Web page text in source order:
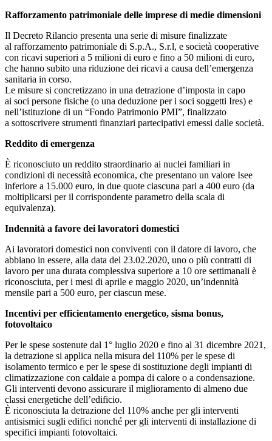
Rafforzamento patrimoniale delle imprese di medie dimensioni
Il Decreto Rilancio presenta una serie di misure finalizzate
al rafforzamento patrimoniale di S.p.A., S.r.l, e società cooperative
con ricavi superiori a 5 milioni di euro e fino a 50 milioni di euro,
che hanno subito una riduzione dei ricavi a causa dell’emergenza
sanitaria in corso.
Le misure si concretizzano in una detrazione d’imposta in capo
ai soci persone fisiche (o una deduzione per i soci soggetti Ires) e
nell’istituzione di un “Fondo Patrimonio PMI”, finalizzato
a sottoscrivere strumenti finanziari partecipativi emessi dalle società.
Reddito di emergenza
È riconosciuto un reddito straordinario ai nuclei familiari in
condizioni di necessità economica, che presentano un valore Isee
inferiore a 15.000 euro, in due quote ciascuna pari a 400 euro (da
moltiplicarsi per il corrispondente parametro della scala di
equivalenza).
Indennità a favore dei lavoratori domestici
Ai lavoratori domestici non conviventi con il datore di lavoro, che
abbiano in essere, alla data del 23.02.2020, uno o più contratti di
lavoro per una durata complessiva superiore a 10 ore settimanali è
riconosciuta, per i mesi di aprile e maggio 2020, un’indennità
mensile pari a 500 euro, per ciascun mese.
Incentivi per efficientamento energetico, sisma bonus,
fotovoltaico
Per le spese sostenute dal 1° luglio 2020 e fino al 31 dicembre 2021,
la detrazione si applica nella misura del 110% per le spese di
isolamento termico e per le spese di sostituzione degli impianti di
climatizzazione con caldaie a pompa di calore o a condensazione.
Gli interventi devono assicurare il miglioramento di almeno due
classi energetiche dell’edificio.
È riconosciuta la detrazione del 110% anche per gli interventi
antisismici sugli edifici nonché per gli interventi di installazione di
specifici impianti fotovoltaici.